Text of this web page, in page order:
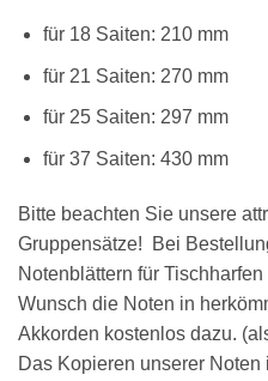
für 18 Saiten: 210 mm
für 21 Saiten: 270 mm
für 25 Saiten: 297 mm
für 37 Saiten: 430 mm
Bitte beachten Sie unsere
Gruppensätze! Bei
Notenblättern für
Wunsch die Noten in
Akkorden kostenlos dazu.
Das Kopieren unserer